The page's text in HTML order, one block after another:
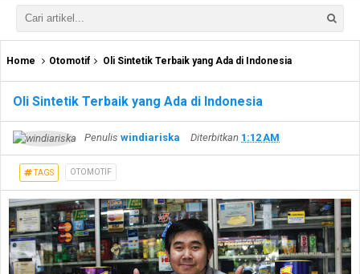
Home Otomotif Oli Sintetik Terbaik yang Ada di Indonesia
Oli Sintetik Terbaik yang Ada di Indonesia
Penulis windiariska Diterbitkan 1:12 AM
TAGS OTOMOTIF